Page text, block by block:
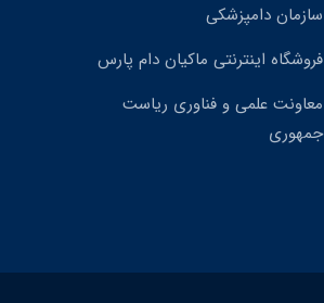
سازمان دامپزشکی
فروشگاه اینترنتی ماکیان دام پارس
معاونت علمی و فناوری ریاست
جمهوری